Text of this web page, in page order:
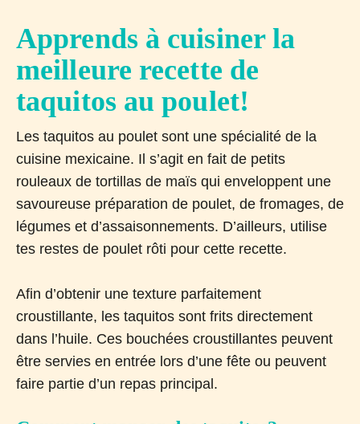
Apprends à cuisiner la
meilleure recette de
taquitos au poulet!
Les taquitos au poulet sont une spécialité de la
cuisine mexicaine. Il s’agit en fait de petits
rouleaux de tortillas de maïs qui enveloppent une
savoureuse préparation de poulet, de fromages, de
légumes et d’assaisonnements. D’ailleurs, utilise
tes restes de poulet rôti pour cette recette.
Afin d’obtenir une texture parfaitement
croustillante, les taquitos sont frits directement
dans l’huile. Ces bouchées croustillantes peuvent
être servies en entrée lors d’une fête ou peuvent
faire partie d’un repas principal.